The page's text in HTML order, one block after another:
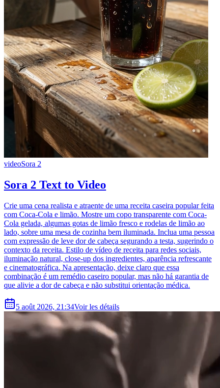
videoSora 2
Sora 2 Text to Video
Crie uma cena realista e atraente de uma receita caseira popular feita
com Coca-Cola e limão. Mostre um copo transparente com Coca-
Cola gelada, algumas gotas de limão fresco e rodelas de limão ao
lado, sobre uma mesa de cozinha bem iluminada. Inclua uma pessoa
com expressão de leve dor de cabeça segurando a testa, sugerindo o
contexto da receita. Estilo de vídeo de receita para redes sociais,
iluminação natural, close-up dos ingredientes, aparência refrescante
e cinematográfica. Na apresentação, deixe claro que essa
combinação é um remédio caseiro popular, mas não há garantia de
que alivie a dor de cabeça e não substitui orientação médica.
5 août 2026, 21:34Voir les détails